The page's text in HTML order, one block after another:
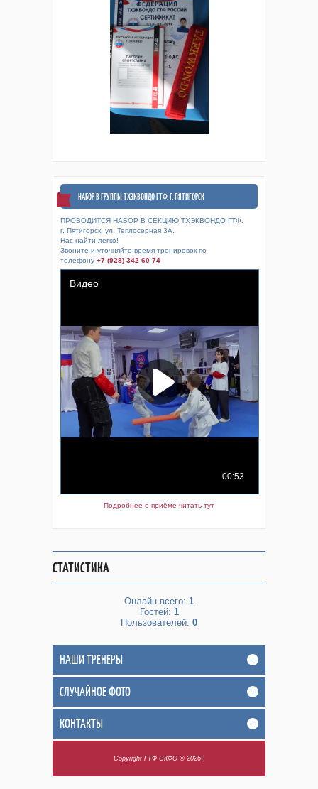
НАБОР В ГРУППЫ ТХЭКВОНДО ГТФ. Г. ПЯТИГОРСК
ПРОВОДИТСЯ НАБОР В СЕКЦИЮ ТХЭКВОНДО ГТФ.
г. Пятигорск, ул. Теплосерная 3А.
Нас найти легко!
Звоните и уточняйте время тренировок по
телефону +7 (928) 342 60 74
Подробнее о приёме читать тут
СТАТИСТИКА
Онлайн всего: 1
Гостей: 1
Пользователей: 0
НАШИ ТРЕНЕРЫ +
СЛУЧАЙНОЕ ФОТО +
КОНТАКТЫ +
Copyright ГТФ СКФО © 2026